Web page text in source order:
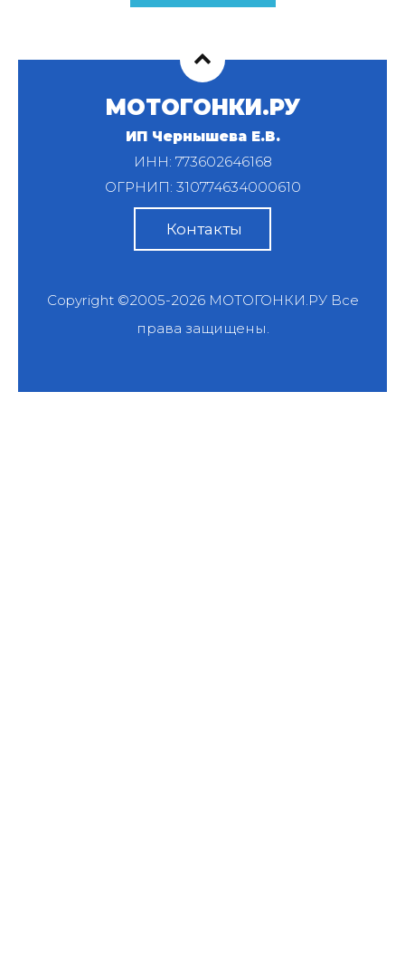
МОТОГОНКИ.РУ
ИП Чернышева Е.В.
ИНН: 773602646168
ОГРНИП: 310774634000610
Контакты
Copyright ©2005-2026 МОТОГОНКИ.РУВсе
права защищены.